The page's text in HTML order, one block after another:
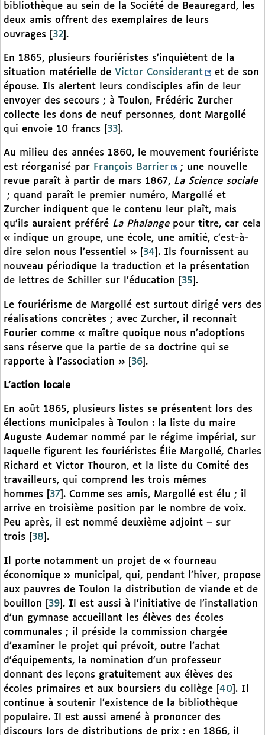
bibliothèque au sein de la Société de Beauregard, les
deux amis offrent des exemplaires de leurs
ouvrages
32 .
En 1865, plusieurs fouriéristes s’inquiètent de la
situation matérielle de Victor Considerant
et de son
épouse. Ils alertent leurs condisciples afin de leur
envoyer des secours ; à Toulon, Frédéric Zurcher
collecte les dons de neuf personnes, dont Margollé
qui envoie 10 francs
33 .
Au milieu des années 1860, le mouvement fouriériste
est réorganisé par François Barrier
; une nouvelle
revue paraît à partir de mars 1867, La Science sociale
; quand paraît le premier numéro, Margollé et
Zurcher indiquent que le contenu leur plaît, mais
qu’ils auraient préféré La Phalange pour titre, car cela
« indique un groupe, une école, une amitié, c’est-à-
dire selon nous l’essentiel »
34 . Ils fournissent au
nouveau périodique la traduction et la présentation
de lettres de Schiller sur l’éducation
35 .
Le fouriérisme de Margollé est surtout dirigé vers des
réalisations concrètes ; avec Zurcher, il reconnaît
Fourier comme « maître quoique nous n’adoptions
sans réserve que la partie de sa doctrine qui se
rapporte à l’association »
36 .
L’action locale
En août 1865, plusieurs listes se présentent lors des
élections municipales à Toulon : la liste du maire
Auguste Audemar nommé par le régime impérial, sur
laquelle figurent les fouriéristes Élie Margollé, Charles
Richard et Victor Thouron, et la liste du Comité des
travailleurs, qui comprend les trois mêmes
hommes
37 . Comme ses amis, Margollé est élu ; il
arrive en troisième position par le nombre de voix.
Peu après, il est nommé deuxième adjoint – sur
trois
38 .
Il porte notamment un projet de « fourneau
économique » municipal, qui, pendant l’hiver, propose
aux pauvres de Toulon la distribution de viande et de
bouillon
39 . Il est aussi à l’initiative de l’installation
d’un gymnase accueillant les élèves des écoles
communales ; il préside la commission chargée
d’examiner le projet qui prévoit, outre l’achat
d’équipements, la nomination d’un professeur
donnant des leçons gratuitement aux élèves des
écoles primaires et aux boursiers du collège
40 . Il
continue à soutenir l’existence de la bibliothèque
populaire. Il est aussi amené à prononcer des
discours lors de distributions de prix : en 1866, il